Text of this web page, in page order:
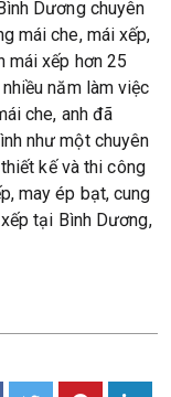
Dương chuyên
mái che, mái xếp,
mái xếp hơn 25
năm làm việc
che, anh đã
như một chuyên
kế và thi công
may ép bạt, cung
tại Bình Dương,